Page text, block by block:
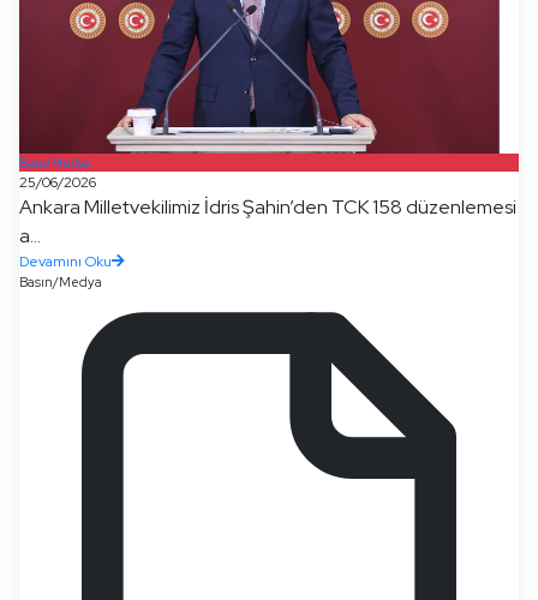
Basın/Medya
25/06/2026
Ankara Milletvekilimiz İdris Şahin’den TCK 158 düzenlemesi
a...
Devamını Oku
Basın/Medya